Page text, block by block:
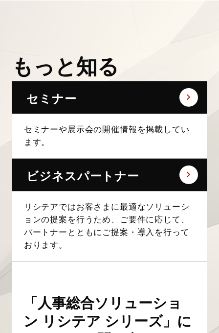
もっと知る
セミナー
セミナーや展示会の開催情報を掲載してい
ます。
ビジネスパートナー
リシテアではお客さまに最適なソリューシ
ョンの提案を行うため、ご要件に応じて、
パートナーとともにご提案・導入を行って
おります。
「人事総合ソリューショ
ン リシテア シリーズ」に